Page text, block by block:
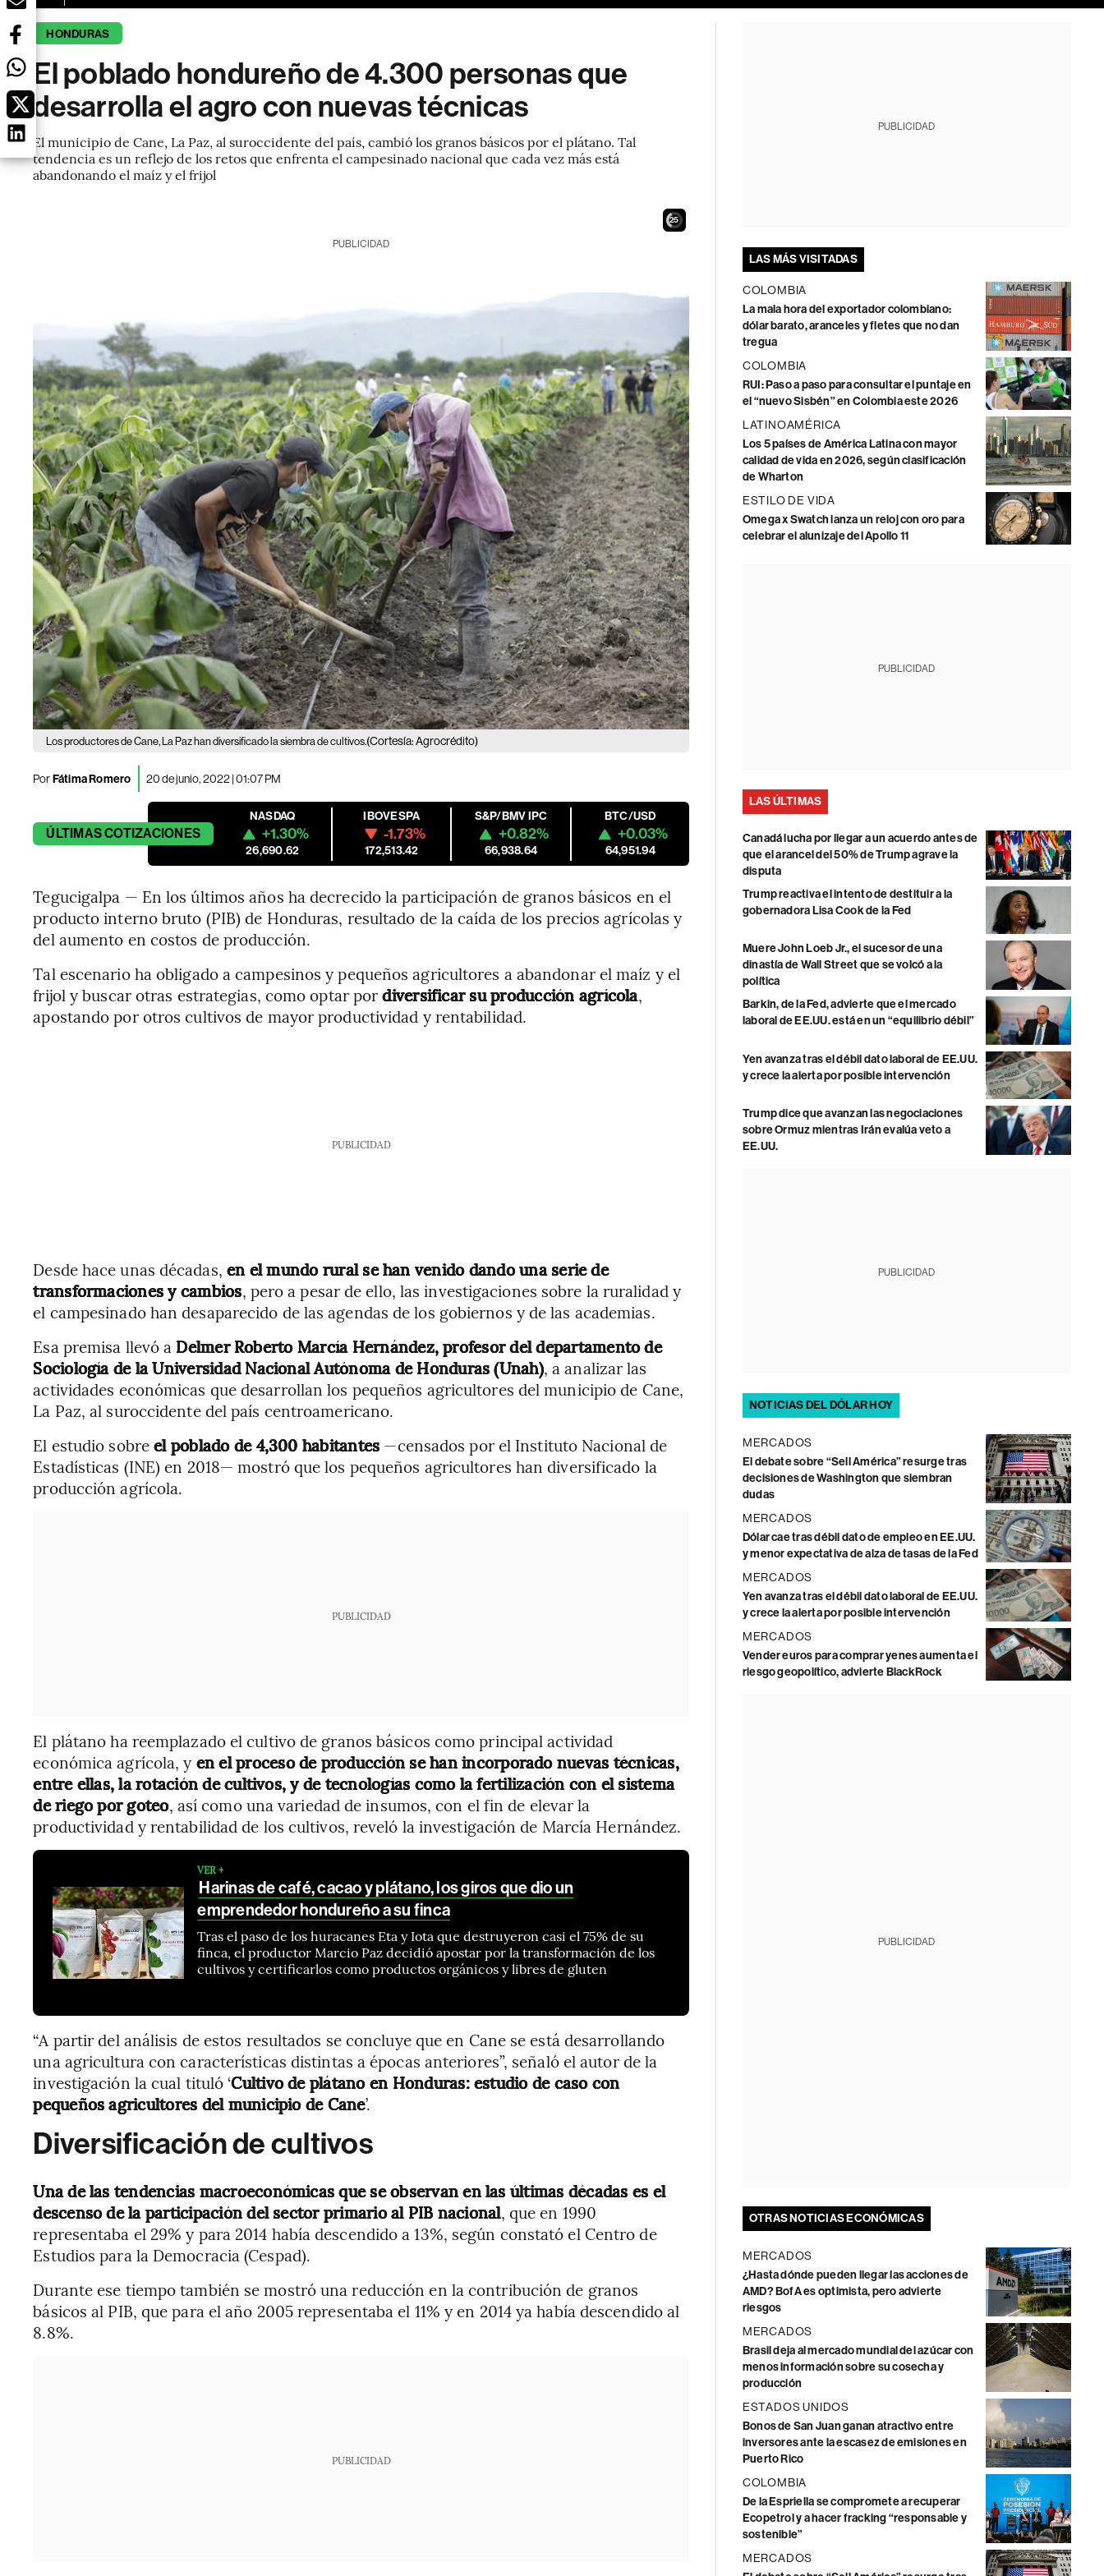
HONDURAS
El poblado hondureño de 4.300 personas que
desarrolla el agro con nuevas técnicas
El municipio de Cane, La Paz, al suroccidente del país, cambió los granos básicos por el plátano. Tal
tendencia es un reflejo de los retos que enfrenta el campesinado nacional que cada vez más está
abandonando el maíz y el frijol
24
PUBLICIDAD
Los productores de Cane, La Paz han diversificado la siembra de cultivos.(Cortesía: Agrocrédito)
PorFátima Romero 20 de junio, 2022 | 01:07 PM
ÚLTIMASCOTIZACIONES
NASDAQ
+1.30%
26,690.62
IBOVESPA
-1.73%
172,513.42
S&P/BMV IPC
+0.82%
66,938.64
BTC/USD
+0.03%
64,951.94
Tegucigalpa — En los últimos años ha decrecido la participación de granos básicos en el
producto interno bruto (PIB) de Honduras, resultado de la caída de los precios agrícolas y
del aumento en costos de producción.
Tal escenario ha obligado a campesinos y pequeños agricultores a abandonar el maíz y el
frijol y buscar otras estrategias, como optar pordiversificar su producción agrícola,
apostando por otros cultivos de mayor productividad y rentabilidad.
PUBLICIDAD
Desde hace unas décadas, en el mundo rural se han venido dando una serie de
transformaciones y cambios, pero a pesar de ello, las investigaciones sobre la ruralidad y
el campesinado han desaparecido de las agendas de los gobiernos y de las academias.
Esa premisa llevó a Delmer Roberto Marcía Hernández, profesor del departamento de
Sociología de la Universidad Nacional Autónoma de Honduras (Unah), a analizar las
actividades económicas que desarrollan los pequeños agricultores del municipio de Cane,
La Paz, al suroccidente del país centroamericano.
El estudio sobreel poblado de 4,300 habitantes —censados por el Instituto Nacional de
Estadísticas (INE) en 2018— mostró que los pequeños agricultores han diversificado la
producción agrícola.
PUBLICIDAD
El plátano ha reemplazado el cultivo de granos básicos como principal actividad
económica agrícola, y en el proceso de producción se han incorporado nuevas técnicas,
entre ellas, la rotación de cultivos, y de tecnologías como la fertilización con el sistema
de riego por goteo, así como una variedad de insumos, con el fin de elevar la
productividad y rentabilidad de los cultivos, reveló la investigación de Marcía Hernández.
VER +
Harinas de café, cacao y plátano, los giros que dio un
emprendedor hondureño a su finca
Tras el paso de los huracanes Eta y Iota que destruyeron casi el 75% de su
finca, el productor Marcio Paz decidió apostar por la transformación de los
cultivos y certificarlos como productos orgánicos y libres de gluten
“A partir del análisis de estos resultados se concluye que en Cane se está desarrollando
una agricultura con características distintas a épocas anteriores”, señaló el autor de la
investigación la cual tituló ‘Cultivo de plátano en Honduras: estudio de caso con
pequeños agricultores del municipio de Cane’.
Diversificación de cultivos
Una de las tendencias macroeconómicas que se observan en las últimas décadas es el
descenso de la participación del sector primario al PIB nacional, que en 1990
representaba el 29% y para 2014 había descendido a 13%, según constató el Centro de
Estudios para la Democracia (Cespad).
Durante ese tiempo también se mostró una reducción en la contribución de granos
básicos al PIB, que para el año 2005 representaba el 11% y en 2014 ya había descendido al
8.8%.
PUBLICIDAD
PUBLICIDAD
LAS MÁS VISITADAS
COLOMBIA
La mala hora del exportador colombiano:
dólar barato, aranceles y fletes que no dan
tregua
COLOMBIA
RUI: Paso a paso para consultar el puntaje en
el “nuevo Sisbén” en Colombia este 2026
LATINOAMÉRICA
Los 5 países de América Latina con mayor
calidad de vida en 2026, según clasificación
de Wharton
ESTILO DE VIDA
Omega x Swatch lanza un reloj con oro para
celebrar el alunizaje del Apollo 11
PUBLICIDAD
LAS ÚLTIMAS
Canadá lucha por llegar a un acuerdo antes de
que el arancel del 50% de Trump agrave la
disputa
Trump reactiva el intento de destituir a la
gobernadora Lisa Cook de la Fed
Muere John Loeb Jr., el sucesor de una
dinastía de Wall Street que se volcó a la
política
Barkin, de la Fed, advierte que el mercado
laboral de EE.UU. está en un “equilibrio débil”
Yen avanza tras el débil dato laboral de EE.UU.
y crece la alerta por posible intervención
Trump dice que avanzan las negociaciones
sobre Ormuz mientras Irán evalúa veto a
EE.UU.
PUBLICIDAD
NOTICIAS DEL DÓLAR HOY
MERCADOS
El debate sobre “Sell América” resurge tras
decisiones de Washington que siembran
dudas
MERCADOS
Dólar cae tras débil dato de empleo en EE.UU.
y menor expectativa de alza de tasas de la Fed
MERCADOS
Yen avanza tras el débil dato laboral de EE.UU.
y crece la alerta por posible intervención
MERCADOS
Vender euros para comprar yenes aumenta el
riesgo geopolítico, advierte BlackRock
PUBLICIDAD
OTRAS NOTICIAS ECONÓMICAS
MERCADOS
¿Hasta dónde pueden llegar las acciones de
AMD? BofA es optimista, pero advierte
riesgos
MERCADOS
Brasil deja al mercado mundial del azúcar con
menos información sobre su cosecha y
producción
ESTADOS UNIDOS
Bonos de San Juan ganan atractivo entre
inversores ante la escasez de emisiones en
Puerto Rico
COLOMBIA
De la Espriella se compromete a recuperar
Ecopetrol y a hacer fracking “responsable y
sostenible”
MERCADOS